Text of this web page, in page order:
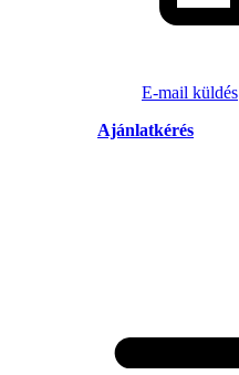
E-mail küldés
Ajánlatkérés